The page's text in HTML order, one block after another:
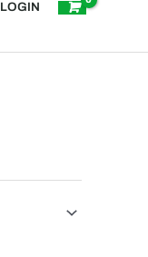
LOGIN